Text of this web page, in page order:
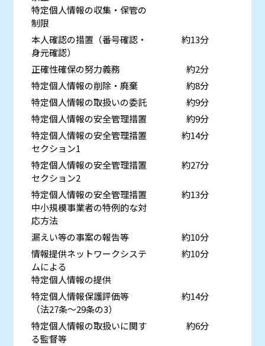
特定個人情報の収集・保管の
制限
本人確認の措置（番号確認・
身元確認）
約13分
正確性確保の努力義務
約2分
特定個人情報の削除・廃棄
約8分
特定個人情報の取扱いの委託
約9分
特定個人情報の安全管理措置
約9分
特定個人情報の安全管理措置
セクション1
約14分
特定個人情報の安全管理措置
セクション2
約27分
特定個人情報の安全管理措置
中小規模事業者の特例的な対
応方法
約13分
漏えい等の事案の報告等
約10分
情報提供ネットワークシステ
ムによる
特定個人情報の提供
約10分
特定個人情報保護評価等
（法27条～29条の3）
約14分
特定個人情報の取扱いに関す
る監督等
約6分